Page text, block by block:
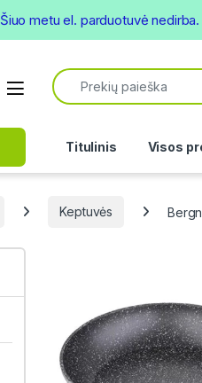
Open
Search for:
Titulinis Visos
Keptuvės
Šiuo metu el. parduotuvė